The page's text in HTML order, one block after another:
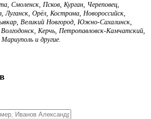
Смоленск, Псков, Курган, Череповец,
Луганск, Орёл, Кострома, Новороссийск,
Великий Новгород, Южно-Сахалинск,
Керчь, Петропавловск-Камчатский,
и другие.